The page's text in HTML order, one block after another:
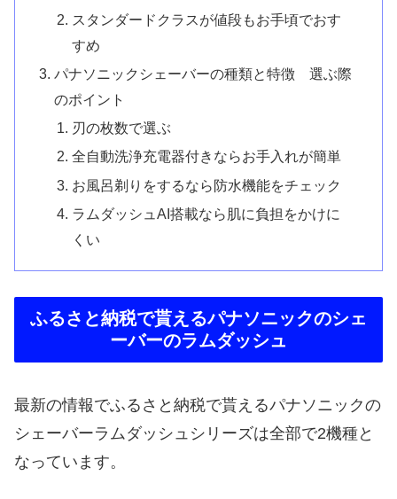
スタンダードクラスが値段もお手頃でおす
すめ
パナソニックシェーバーの種類と特徴 選ぶ際
のポイント
刃の枚数で選ぶ
全自動洗浄充電器付きならお手入れが簡単
お風呂剃りをするなら防水機能をチェック
ラムダッシュAI搭載なら肌に負担をかけに
くい
ふるさと納税で貰えるパナソニックのシェ
ーバーのラムダッシュ
最新の情報でふるさと納税で貰えるパナソニックの
シェーバーラムダッシュシリーズは全部で2機種と
なっています。